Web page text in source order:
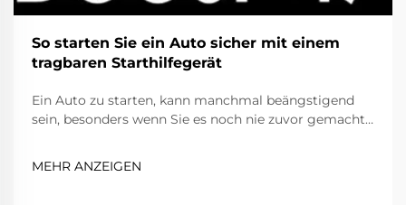
So starten Sie ein Auto sicher mit einem
tragbaren Starthilfegerät
Ein Auto zu starten, kann manchmal beängstigend
sein, besonders wenn Sie es noch nie zuvor gemacht
Glücklicherweise können Sie mit einem tragbaren
MEHR ANZEIGEN